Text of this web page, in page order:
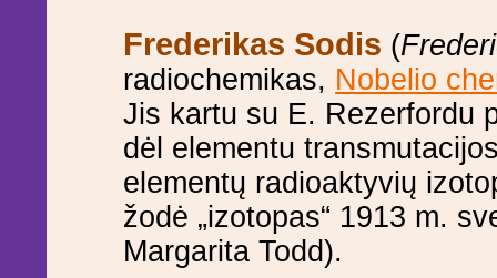
Frederikas Sodis (
radiochemikas, Nobelio
Jis kartu su E. Rezerfordu
dėl elementu
elementų radioaktyvių
žodė „izotopas“ 1913 m.
Margarita Todd).